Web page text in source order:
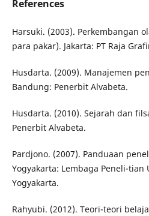
References
Harsuki. (2003). Perkembangan
para pakar). Jakarta: PT Raja
Husdarta. (2009). Manajemen
Bandung: Penerbit Alvabeta.
Husdarta. (2010). Sejarah dan
Penerbit Alvabeta.
Pardjono. (2007). Panduaan
Yogyakarta: Lembaga Peneli-tian
Yogyakarta.
Rahyubi. (2012). Teori-teori